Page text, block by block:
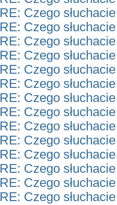
RE: Czego
RE: Czego
RE: Czego
RE: Czego
RE: Czego
RE: Czego
RE: Czego
RE: Czego
RE: Czego
RE: Czego
RE: Czego
RE: Czego
RE: Czego
RE: Czego